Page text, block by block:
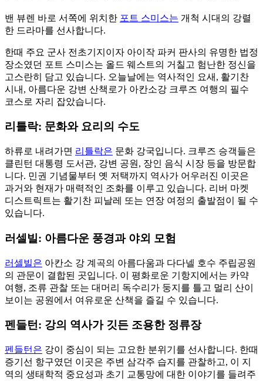
밴 뷰렌 바로 서쪽에 위치한 포트 스미스는 개척 시대의 강렬
한 드라마를 선사합니다.
한때 주요 군사 전초기지이자 아이작 파커 판사의 유명한 법정
장소였던 포트 스미스는 올드 웨스트의 거칠고 험난한 정신을
고스란히 담고 있습니다. 오늘날에는 역사적인 요새, 활기찬
시내, 아름다운 강변 산책로가 아칸소강 크루즈 여행의 필수
코스로 자리 잡았습니다.
리틀락: 문화와 요리의 수도
하류로 내려가면 리틀락은 문화 강국입니다. 크루즈 승객들은
클린턴 대통령 도서관, 강변 공원, 장인 음식 시장 등을 방문합
니다. 민권 기념물부터 옛 저택까지 역사가 어우러진 이곳은
과거와 현재가 매력적인 조화를 이루고 있습니다. 리버 마켓
디스트릭트는 활기찬 피날레 또는 연장 여정의 출발점이 될 수
있습니다.
러셀빌: 아름다운 풍경과 야외 모험
러셀빌은 아칸소 강 계곡의 아름다움과 다다넬 호수 주립공원
의 관문이 결합된 곳입니다. 이 평화로운 기항지에서는 카약
여행, 조류 관찰 또는 대머리 독수리가 둥지를 틀고 멀리 산이
보이는 공원에서 여유로운 산책을 즐길 수 있습니다.
펜들턴: 강의 역사가 깃든 조용한 정류장
펜들턴은 강이 중심이 되는 고요한 분위기를 선사합니다. 한때
증기선 항구였던 이곳은 주변 삼각주 습지를 관찰하고, 이 지
역의 생태학적 중요성과 초기 교통망에 대한 이야기를 들려주